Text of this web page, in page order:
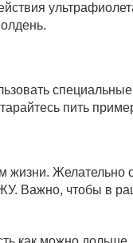
пить
Желательно
чтобы в